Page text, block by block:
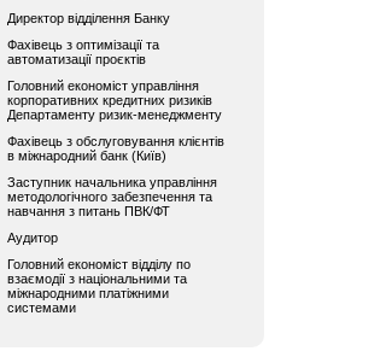
Директор відділення Банку
Фахівець з оптимізації та
автоматизації проєктів
Головний економіст управління
корпоративних кредитних ризиків
Департаменту ризик-менеджменту
Фахівець з обслуговування клієнтів
в міжнародний банк (Київ)
Заступник начальника управління
методологічного забезпечення та
навчання з питань ПВК/ФТ
Аудитор
Головний економіст відділу по
взаємодії з національними та
міжнародними платіжними
системами